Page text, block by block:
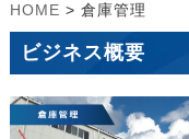
HOME > 倉庫管理
ビジネス概要